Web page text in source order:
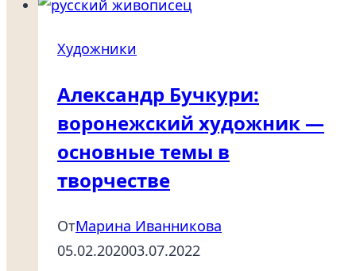
(1841-
—
Санкт-
Петербург
Художники
Александр Бучкури:
воронежский художник —
основные темы в
творчестве
ОтМарина Иванникова
05.02.202003.07.2022